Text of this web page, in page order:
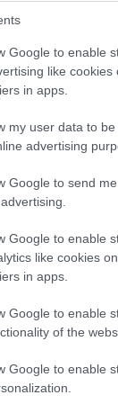
Google to enable
like cookies
in apps.
my user data to
advertising
Google to send me
Google to enable
like cookies
in apps.
Google to enable
of the
Google to enable
Η
τατουάζ (φωτο)
από τον